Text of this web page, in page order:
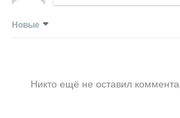
Новые
Никто ещё не оставил